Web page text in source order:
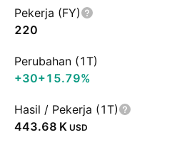
Pekerja (FY)
220
Perubahan (1T)
+30+15.79%
Hasil / Pekerja (1T)
‪443.68 K‬ USD